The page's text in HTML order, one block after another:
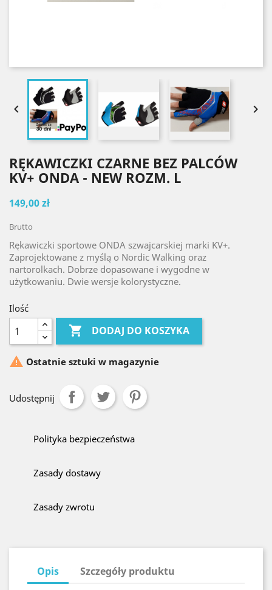
 
RĘKAWICZKI CZARNE BEZ PALCÓW
KV+ ONDA - NEW ROZM. L
149,00 zł
Brutto
Rękawiczki sportowe ONDA szwajcarskiej marki KV+.
Zaprojektowane z myślą o Nordic Walking oraz
nartorolkach. Dobrze dopasowane i wygodne w
użytkowaniu. Dwie wersje kolorystyczne.
Ilość
 DODAJ DO KOSZYKA
 Ostatnie sztuki w magazynie
Udostępnij
Polityka bezpieczeństwa
Zasady dostawy
Zasady zwrotu
Opis Szczegóły produktu